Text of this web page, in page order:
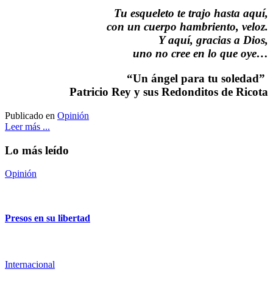
Tu esqueleto te trajo hasta aquí,
con un cuerpo hambriento, veloz.
Y aquí, gracias a Dios,
uno no cree en lo que oye…
“Un ángel para tu soledad”
Patricio Rey y sus Redonditos de Ricota
Publicado en Opinión
Leer más ...
Lo más leído
Opinión
Presos en su libertad
Internacional